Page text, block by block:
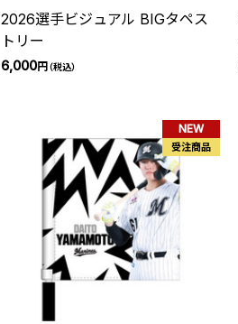
2026選手ビジュアル BIGタペス
トリー
6,000円（税込）
NEW
受注商品